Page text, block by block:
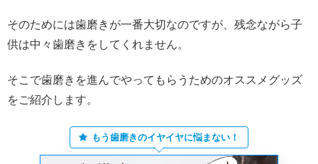
そのためには歯磨きが一番大切なのですが、残念ながら子
供は中々歯磨きをしてくれません。
そこで歯磨きを進んでやってもらうためのオススメグッズ
をご紹介します。
もう歯磨きのイヤイヤに悩まない！